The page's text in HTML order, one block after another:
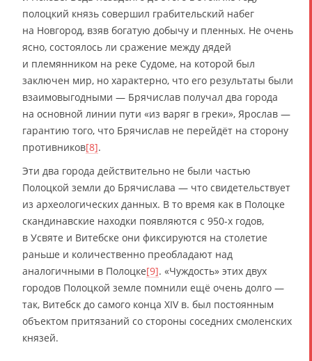
полоцкий князь совершил грабительский набег
на Новгород, взяв богатую добычу и пленных. Не очень
ясно, состоялось ли сражение между дядей
и племянником на реке Судоме, на которой был
заключен мир, но характерно, что его результаты были
взаимовыгодными — Брячислав получал два города
на основной линии пути «из варяг в греки», Ярослав —
гарантию того, что Брячислав не перейдёт на сторону
противников[8].
Эти два города действительно не были частью
Полоцкой земли до Брячислава — что свидетельствует
из археологических данных. В то время как в Полоцке
скандинавские находки появляются с 950-х годов,
в Усвяте и Витебске они фиксируются на столетие
раньше и количественно преобладают над
аналогичными в Полоцке[9]. «Чуждость» этих двух
городов Полоцкой земле помнили ещё очень долго —
так, Витебск до самого конца XIV в. был постоянным
объектом притязаний со стороны соседних смоленских
князей.